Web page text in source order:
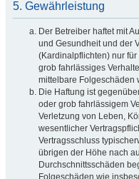
5. Gewährleistung
Der Betreiber haftet mit
und Gesundheit und der
(Kardinalpflichten) nur
grob fahrlässiges
mittelbare Folgeschäden
Die Haftung ist
oder grob fahrlässigem
Verletzung von Leben,
wesentlicher
Vertragsschluss
übrigen der Höhe nach
Durchschnittsschäden
Folgeschäden wie